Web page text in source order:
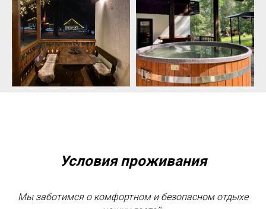
Условия проживания
Мы заботимся о комфортном и безопасном отдыхе